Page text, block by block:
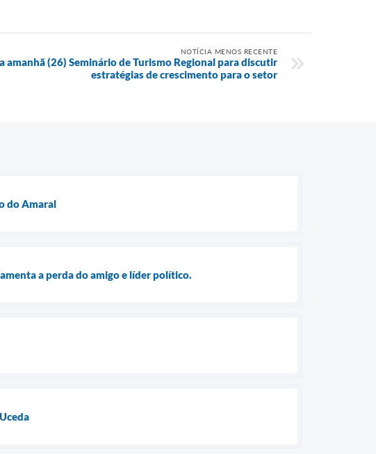
NOTÍCIA MENOS RECENTE
amanhã (26) Seminário de Turismo Regional para discutir
estratégias de crescimento para o setor
do Amaral
a perda do amigo e líder político.